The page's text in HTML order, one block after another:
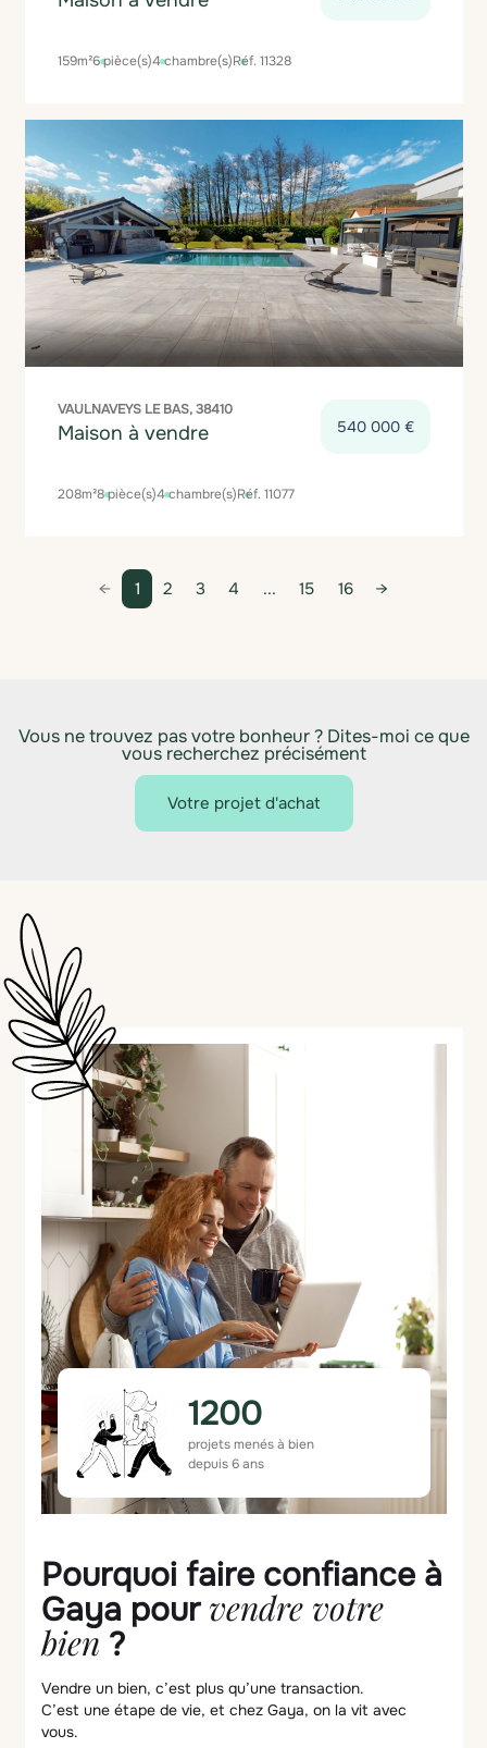
159m²6 pièce(s)4 chambre(s)Réf. 11328
VAULNAVEYS LE BAS, 38410
Maison à vendre 540 000 €
208m²8 pièce(s)4 chambre(s)Réf. 11077
1 2 3 4 ... 15 16
Vous ne trouvez pas votre bonheur ? Dites-moi ce que
vous recherchez précisément
Votre projet d'achat
1200
projets menés à bien
depuis 6 ans
Pourquoi faire confiance à
Gaya pour vendre votre
bien ?
Vendre un bien, c’est plus qu’une transaction.
C’est une étape de vie, et chez Gaya, on la vit avec
vous.